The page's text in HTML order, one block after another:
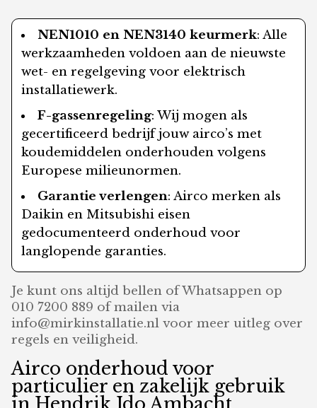
NEN1010 en NEN3140 keurmerk: Alle
werkzaamheden voldoen aan de nieuwste
wet- en regelgeving voor elektrisch
installatiewerk.
F-gassenregeling: Wij mogen als
gecertificeerd bedrijf jouw airco’s met
koudemiddelen onderhouden volgens
Europese milieunormen.
Garantie verlengen: Airco merken als
Daikin en Mitsubishi eisen
gedocumenteerd onderhoud voor
langlopende garanties.
Je kunt ons altijd bellen of Whatsappen op
010 7200 889 of mailen via
info@mirkinstallatie.nl voor meer uitleg over
regels en veiligheid.
Airco onderhoud voor
particulier en zakelijk gebruik